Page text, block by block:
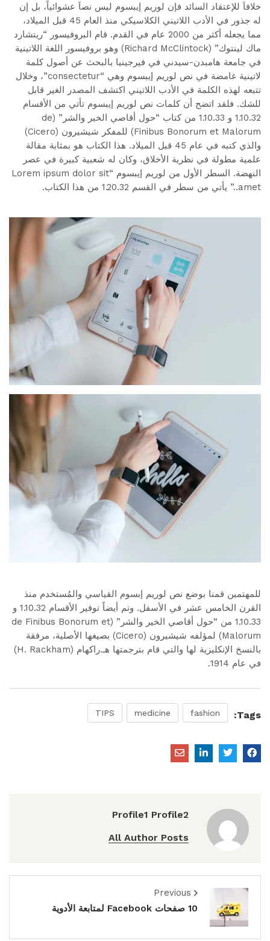
خلافاَ للإعتقاد السائد فإن لوريم إيبسوم ليس نصاَ عشوائياً، بل إن
له جذور في الأدب اللاتيني الكلاسيكي منذ العام 45 قبل الميلاد،
مما يجعله أكثر من 2000 عام في القدم. قام البروفيسور “ريتشارد
ماك لينتوك” (Richard McClintock) وهو بروفيسور اللغة اللاتينية
في جامعة هامبدن-سيدني في فيرجينيا بالبحث عن أصول كلمة
لاتينية غامضة في نص لوريم إيبسوم وهي “consectetur”، وخلال
تتبعه لهذه الكلمة في الأدب اللاتيني اكتشف المصدر الغير قابل
للشك. فلقد اتضح أن كلمات نص لوريم إيبسوم تأتي من الأقسام
1.10.32 و 1.10.33 من كتاب “حول أقاصي الخير والشر” (de
Finibus Bonorum et Malorum) للمفكر شيشيرون (Cicero)
والذي كتبه في عام 45 قبل الميلاد. هذا الكتاب هو بمثابة مقالة
علمية مطولة في نظرية الأخلاق، وكان له شعبية كبيرة في عصر
النهضة. السطر الأول من لوريم إيبسوم “Lorem ipsum dolor sit
amet..” يأتي من سطر في القسم 1.20.32 من هذا الكتاب.
للمهتمين قمنا بوضع نص لوريم إبسوم القياسي والمُستخدم منذ
القرن الخامس عشر في الأسفل. وتم أيضاً توفير الأقسام 1.10.32 و
1.10.33 من “حول أقاصي الخير والشر” (de Finibus Bonorum et
Malorum) لمؤلفه شيشيرون (Cicero) بصيغها الأصلية، مرفقة
بالنسخ الإنكليزية لها والتي قام بترجمتها هـ.راكهام (H. Rackham)
في عام 1914.
Tags:
fashion
medicine
TIPS
Profile1 Profile2
All Author Posts
Previous
10 صفحات Facebook لمتابعة الأدوية